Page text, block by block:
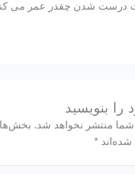
درست شدن چقدر عمر می
را بنویسید
شما منتشر نخواهد شد.
شده‌اند*